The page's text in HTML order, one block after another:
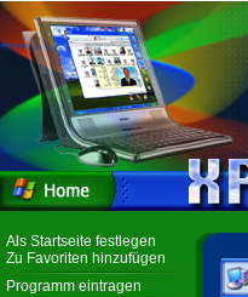
Als Startseite festlegen
Zu Favoriten hinzufügen
Programm eintragen